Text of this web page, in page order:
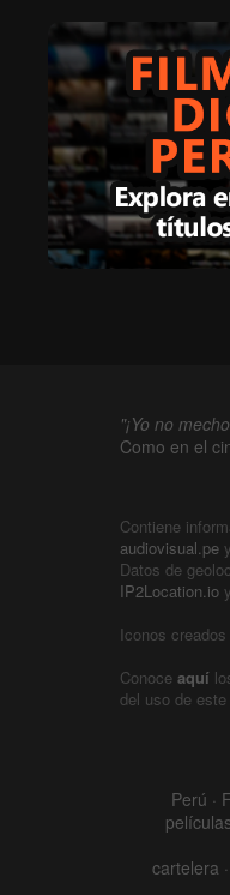
"¡Yo no
Como en el
Contiene
audiovisual.pe y
Datos de
IP2Location.io
Iconos
Conoce aquí
del uso de
Perú ·
cartelera